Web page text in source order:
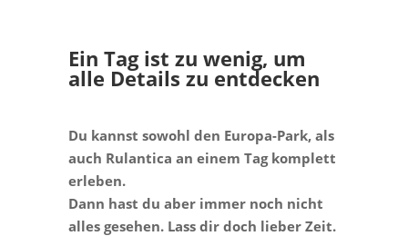
Ein Tag ist zu wenig, um
alle Details zu entdecken
Du kannst sowohl den Europa-Park, als
auch Rulantica an einem Tag komplett
erleben.
Dann hast du aber immer noch nicht
alles gesehen. Lass dir doch lieber Zeit.